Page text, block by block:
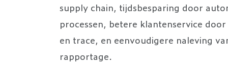
supply chain, tijdsbesparing door
processen, betere klantenservice
en trace, en eenvoudigere naleving
rapportage.